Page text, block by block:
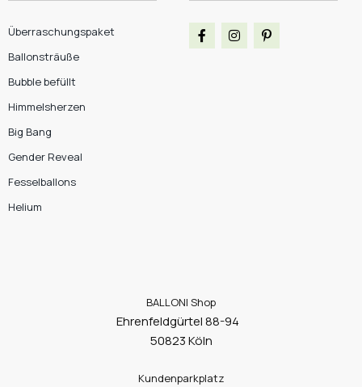
Überraschungspaket
Ballonsträuße
Bubble befüllt
Himmelsherzen
Big Bang
Gender Reveal
Fesselballons
Helium
BALLONI Shop
Ehrenfeldgürtel 88-94
50823 Köln
Kundenparkplatz